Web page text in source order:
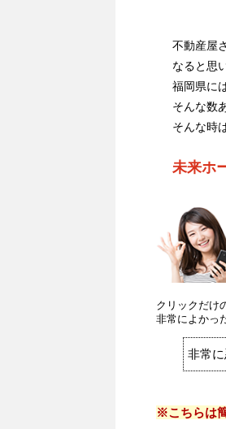
不動産屋
なると思
福岡県に
そんな数
そんな時
未来ホ
クリックだけ
非常によかっ
非常
※こちらは